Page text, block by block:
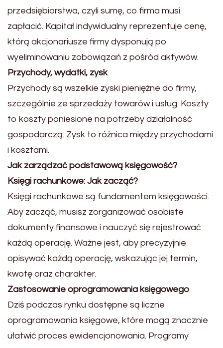
przedsiębiorstwa, czyli sumę, co firma musi
zapłacić. Kapitał indywidualny reprezentuje cenę,
którą akcjonariusze firmy dysponują po
wyeliminowaniu zobowiązań z pośród aktywów.
Przychody, wydatki, zysk
Przychody są wszelkie zyski pieniężne do firmy,
szczególnie ze sprzedaży towarów i usług. Koszty
to koszty poniesione na potrzeby działalność
gospodarczą. Zysk to różnica między przychodami
i kosztami.
Jak zarządzać podstawową księgowość?
Księgi rachunkowe: Jak zacząć?
Księgi rachunkowe są fundamentem księgowości.
Aby zacząć, musisz zorganizować osobiste
dokumenty finansowe i nauczyć się rejestrować
każdą operację. Ważne jest, aby precyzyjnie
opisywać każdą operację, wskazując jej termin,
kwotę oraz charakter.
Zastosowanie oprogramowania księgowego
Dziś podczas rynku dostępne są liczne
oprogramowania księgowe, które mogą znacznie
ułatwić proces ewidencjonowania. Programy